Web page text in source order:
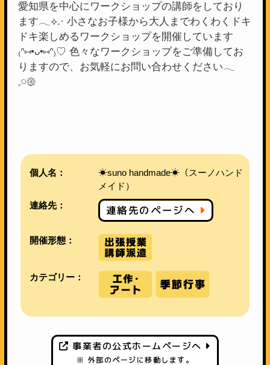
愛知県を中心にワークショップの講師をしており
ます︎︎𓂃⟡.· 小さなお子様から大人までわくわくドキ
ドキ楽しめるワークショップを開催しています
₍ᐢ⑅•ᴗ•⑅ᐢ₎♡ 色々なワークショップをご準備してお
りますので、お気軽にお問い合わせください𓂃
𓈒𓏸𑁍
個人名：
☀︎suno handmade☀︎（スーノハンド
メイド）
連絡先：
連絡先のページへ
開催形態：
カテゴリー：
事業者の公式ホームページへ
※ 外部のページに移動します。